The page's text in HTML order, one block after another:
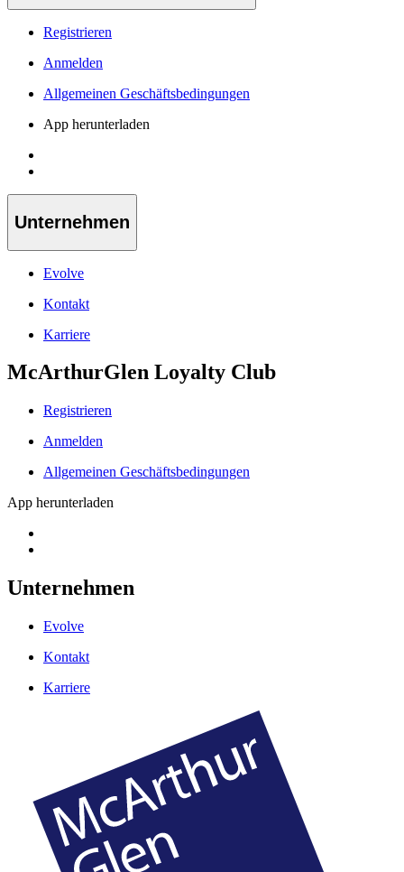
Registrieren
Anmelden
Allgemeinen Geschäftsbedingungen
App herunterladen
Unternehmen
Evolve
Kontakt
Karriere
McArthurGlen Loyalty Club
Registrieren
Anmelden
Allgemeinen Geschäftsbedingungen
App herunterladen
Unternehmen
Evolve
Kontakt
Karriere